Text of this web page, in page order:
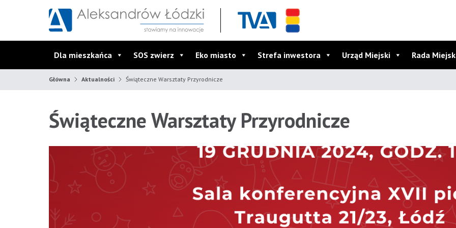
Dla mieszkańca SOS zwierz Eko miasto Strefa inwestora Urząd Miejski Rada
Główna Aktualności Świąteczne Warsztaty Przyrodnicze
Świąteczne Warsztaty Przyrodnicze